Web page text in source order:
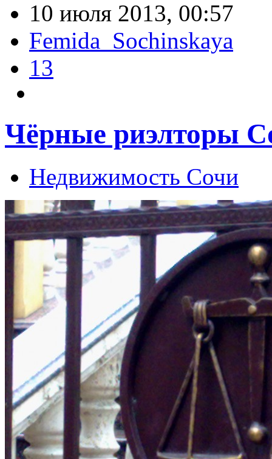
10 июля 2013, 00:57
Femida_Sochinskaya
13
Чёрные риэлторы
Недвижимость Сочи